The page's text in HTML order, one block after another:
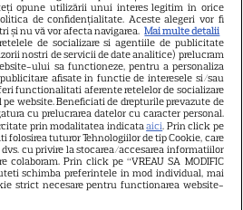
din greșeală la o
a burlacilor
VEDETE STRĂINE
Close primește premiul
onorific la 79 de ani!
istorică după 8
necâștigate
opune utilizării unui interes legitim în orice
de confidențialitate. Aceste alegeri vor fi
și nu vă vor afecta navigarea. Mai multe detalii
de socializare si agentiile de publicitate
nostri de servicii de date analitice) prelucram
ului sa functioneze, pentru a personaliza
afisate in functie de interesele si/sau
functionalitati aferente retelelor de socializare
website. Beneficiati de drepturile prevazute de
cu prelucrarea datelor cu caracter personal.
prin modalitatea indicataaici. Prin click pe
folosirea tuturor Tehnologiilor de tip Cookie, care
cu privire la stocarea/accesarea informatiilor
colaboram. Prin click pe “VREAU SA MODIFIC
schimba preferintele in mod individual, mai
strict necesare pentru functionarea website-